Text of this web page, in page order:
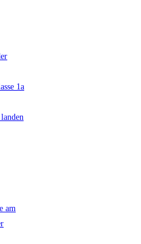
1a
am